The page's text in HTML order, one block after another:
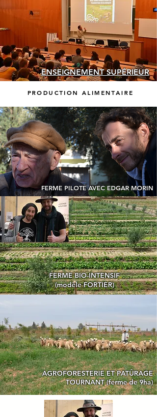
ENSEIGNEMENT SUPÉRIEUR
PRODUCTION ALIMENTAIRE
FERME PILOTE AVEC EDGAR MORIN
FERME BIO-INTENSIF
(modèle FORTIER)
AGROFORESTERIE ET PATÛRAGE
TOURNANT (ferme de 9ha)